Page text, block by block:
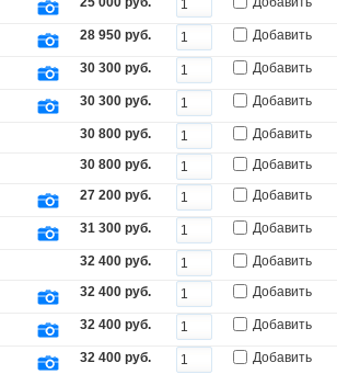
28 950 руб. Добавить
30 300 руб. Добавить
30 300 руб. Добавить
30 800 руб.
Добавить
30 800 руб.
Добавить
27 200 руб. Добавить
31 300 руб. Добавить
32 400 руб.
Добавить
32 400 руб. Добавить
32 400 руб. Добавить
32 400 руб. Добавить